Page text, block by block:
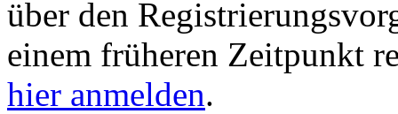
über den
einem früheren Zeitpunkt
hier anmelden.